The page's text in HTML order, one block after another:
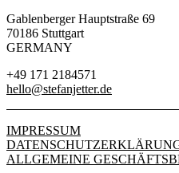
Gablenberger Hauptstraße 69
70186 Stuttgart
GERMANY
+49 171 2184571
hello@stefanjetter.de
IMPRESSUM
ALLGEMEINE